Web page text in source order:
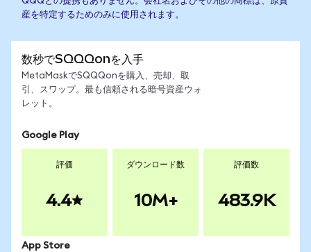
産を特定するためのみに使用されます。
数秒でSQQQonを入手
MetaMaskでSQQQonを購入、売却、取
引、スワップ。最も信頼される暗号資産ウォ
レット。
Google Play
評価
4.4
ダウンロード数
10M+
評価数
483.9K
App Store